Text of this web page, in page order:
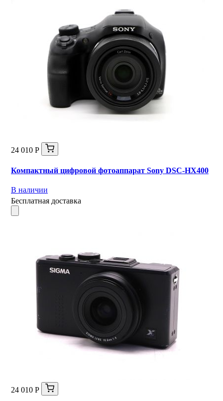
24 010 Р
Компактный цифровой фотоаппарат Sony DSC-HX400
В наличии
Бесплатная доставка
24 010 Р